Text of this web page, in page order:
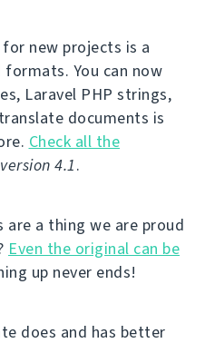
new projects is a
You can now
Laravel PHP strings,
documents is
Check all the
4.1.
are a thing we are proud
Even the original can be
up never ends!
does and has better